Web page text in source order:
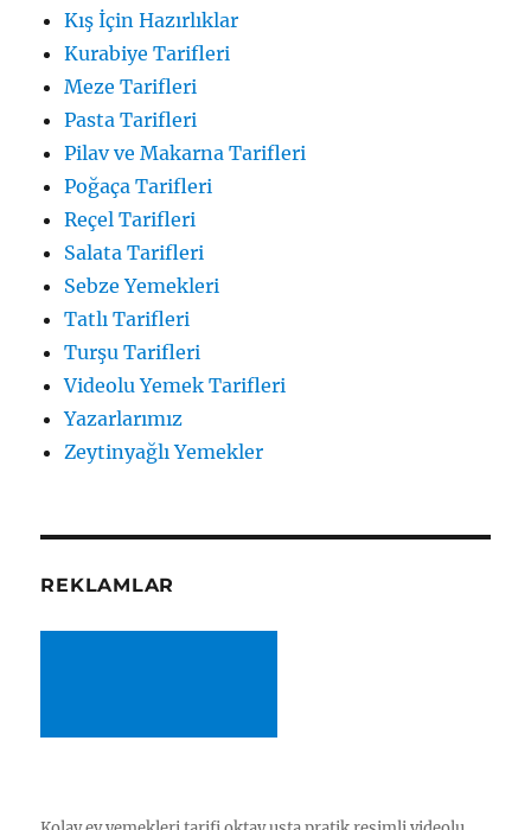
Kış İçin Hazırlıklar
Kurabiye Tarifleri
Meze Tarifleri
Pasta Tarifleri
Pilav ve Makarna Tarifleri
Poğaça Tarifleri
Reçel Tarifleri
Salata Tarifleri
Sebze Yemekleri
Tatlı Tarifleri
Turşu Tarifleri
Videolu Yemek Tarifleri
Yazarlarımız
Zeytinyağlı Yemekler
REKLAMLAR